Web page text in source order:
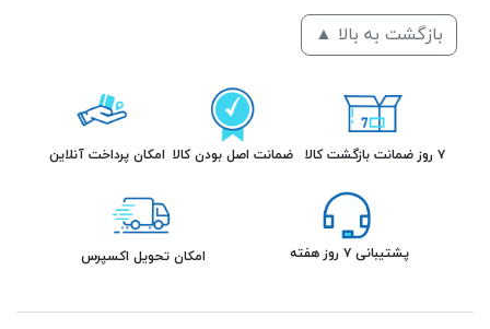
بازگشت به بالا ▲
۷ روز ضمانت بازگشت کالا ضمانت اصل بودن کالا امکان پرداخت آنلاین
پشتیبانی ۷ روز هفته امکان تحویل اکسپرس